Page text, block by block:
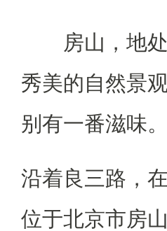
房山，地处
秀美的自然景
别有一番滋味
沿着良三路，
位于北京市房